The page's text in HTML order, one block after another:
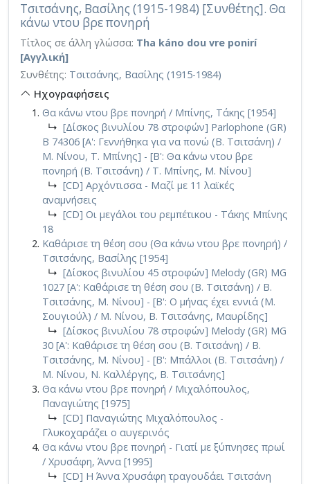
Τσιτσάνης, Βασίλης (1915-1984) [Συνθέτης]. Θα
κάνω ντου βρε πονηρή
Τίτλος σε άλλη γλώσσα: Tha káno dou vre ponirí
[Αγγλική]
Συνθέτης: Τσιτσάνης, Βασίλης (1915-1984)
Ηχογραφήσεις
Θα κάνω ντου βρε πονηρή / Μπίνης, Τάκης [1954]
↳ [Δίσκος βινυλίου 78 στροφών] Parlophone (GR)
B 74306 [Α': Γεννήθηκα για να πονώ (Β. Τσιτσάνη) /
Μ. Νίνου, Τ. Μπίνης] - [Β': Θα κάνω ντου βρε
πονηρή (Β. Τσιτσάνη) / Τ. Μπίνης, Μ. Νίνου]
↳ [CD] Αρχόντισσα - Μαζί με 11 λαϊκές
αναμνήσεις
↳ [CD] Οι μεγάλοι του ρεμπέτικου - Τάκης Μπίνης
18
Καθάρισε τη θέση σου (Θα κάνω ντου βρε πονηρή) /
Τσιτσάνης, Βασίλης [1954]
↳ [Δίσκος βινυλίου 45 στροφών] Melody (GR) MG
1027 [A': Καθάρισε τη θέση σου (Β. Τσιτσάνη) / Β.
Τσιτσάνης, Μ. Νίνου] - [Β': Ο μήνας έχει εννιά (Μ.
Σουγιούλ) / Μ. Νίνου, Β. Τσιτσάνης, Μαυρίδης]
↳ [Δίσκος βινυλίου 78 στροφών] Melody (GR) MG
30 [A': Καθάρισε τη θέση σου (Β. Τσιτσάνη) / Β.
Τσιτσάνης, Μ. Νίνου] - [Β': Μπάλλοι (Β. Τσιτσάνη) /
Μ. Νίνου, Ν. Καλλέργης, Β. Τσιτσάνης]
Θα κάνω ντου βρε πονηρή / Μιχαλόπουλος,
Παναγιώτης [1975]
↳ [CD] Παναγιώτης Μιχαλόπουλος -
Γλυκοχαράζει ο αυγερινός
Θα κάνω ντου βρε πονηρή - Γιατί με ξύπνησες πρωί
/ Χρυσάφη, Άννα [1995]
↳ [CD] Η Άννα Χρυσάφη τραγουδάει Τσιτσάνη